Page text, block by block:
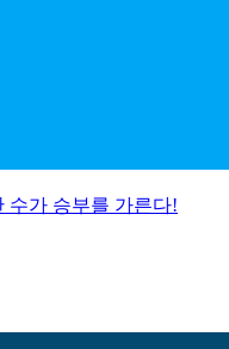
수가 승부를 가른다!